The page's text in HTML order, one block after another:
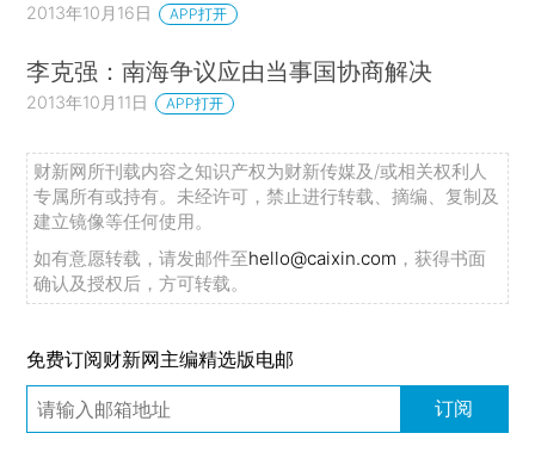
2013年10月16日 APP打开
李克强：南海争议应由当事国协商解决
2013年10月11日 APP打开
财新网所刊载内容之知识产权为财新传媒及/或相关权利人
专属所有或持有。未经许可，禁止进行转载、摘编、复制及
建立镜像等任何使用。
如有意愿转载，请发邮件至hello@caixin.com ，获得书面
确认及授权后，方可转载。
免费订阅财新网主编精选版电邮
订阅